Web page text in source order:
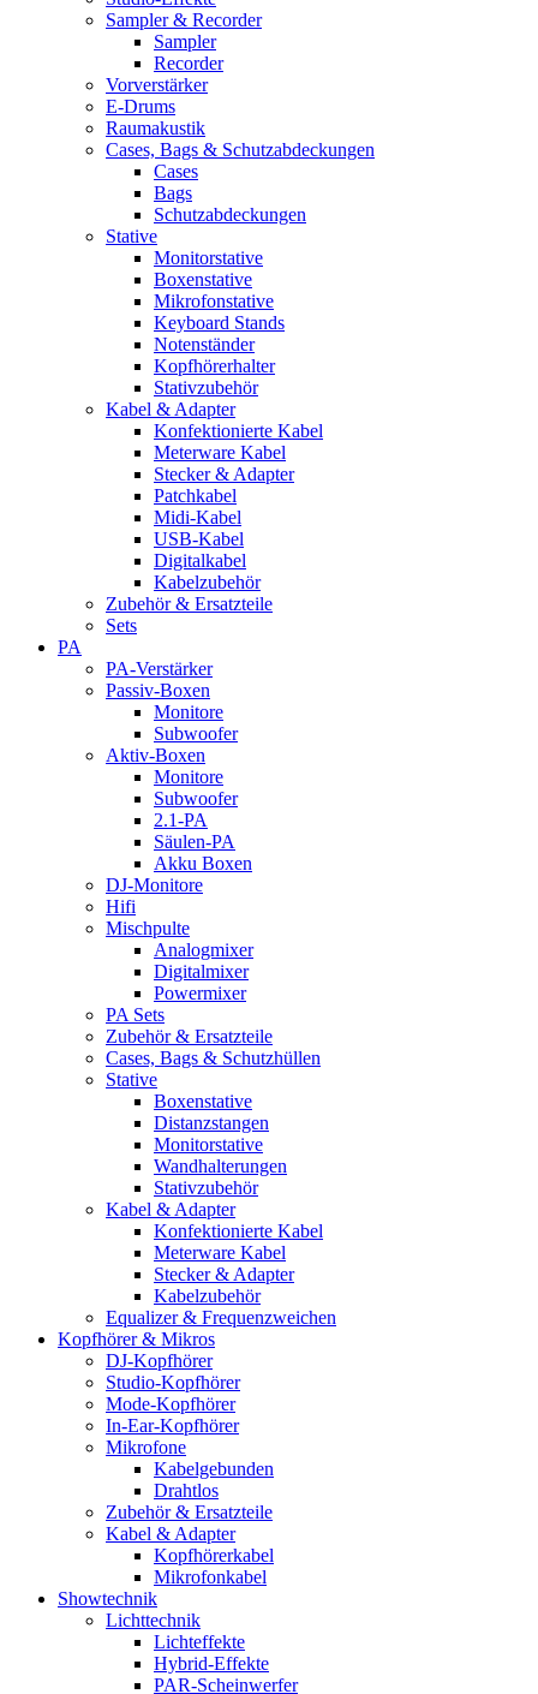
Sampler & Recorder
Sampler
Recorder
Vorverstärker
E-Drums
Raumakustik
Cases, Bags & Schutzabdeckungen
Cases
Bags
Schutzabdeckungen
Stative
Monitorstative
Boxenstative
Mikrofonstative
Keyboard Stands
Notenständer
Kopfhörerhalter
Stativzubehör
Kabel & Adapter
Konfektionierte Kabel
Meterware Kabel
Stecker & Adapter
Patchkabel
Midi-Kabel
USB-Kabel
Digitalkabel
Kabelzubehör
Zubehör & Ersatzteile
Sets
PA
PA-Verstärker
Passiv-Boxen
Monitore
Subwoofer
Aktiv-Boxen
Monitore
Subwoofer
2.1-PA
Säulen-PA
Akku Boxen
DJ-Monitore
Hifi
Mischpulte
Analogmixer
Digitalmixer
Powermixer
PA Sets
Zubehör & Ersatzteile
Cases, Bags & Schutzhüllen
Stative
Boxenstative
Distanzstangen
Monitorstative
Wandhalterungen
Stativzubehör
Kabel & Adapter
Konfektionierte Kabel
Meterware Kabel
Stecker & Adapter
Kabelzubehör
Equalizer & Frequenzweichen
Kopfhörer & Mikros
DJ-Kopfhörer
Studio-Kopfhörer
Mode-Kopfhörer
In-Ear-Kopfhörer
Mikrofone
Kabelgebunden
Drahtlos
Zubehör & Ersatzteile
Kabel & Adapter
Kopfhörerkabel
Mikrofonkabel
Showtechnik
Lichttechnik
Lichteffekte
Hybrid-Effekte
PAR-Scheinwerfer